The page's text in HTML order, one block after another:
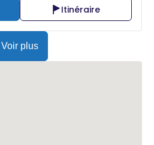
Itinéraire
Voir plus